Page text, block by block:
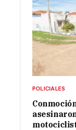
POLICIALES